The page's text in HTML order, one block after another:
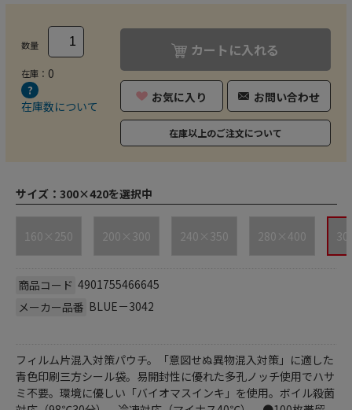
数量
在庫： 0
在庫数について
カートに入れる
お気に入り お問い合わせ
在庫以上のご注文について
サイズ： 300×420を選択中
160×250 200×300 240×350 280×400
商品コード 4901755466645
メーカー品番 BLUE－3042
フィルム片混入対策パウチ。「意図せぬ異物混入対策」に適した
青色印刷三方シール袋。易開封性に優れた多孔ノッチ使用でハサ
ミ不要。環境に優しい「バイオマスインキ」を使用。ボイル殺菌